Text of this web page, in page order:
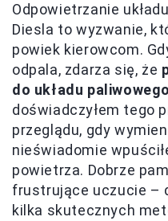
Odpowietrzanie
Diesla to wyzwanie,
powiek kierowcom.
odpala, zdarza się, że
do układu paliwowego
doświadczyłem tego
przeglądu, gdy
nieświadomie
powietrza. Dobrze
frustrujące uczucie –
kilka skutecznych